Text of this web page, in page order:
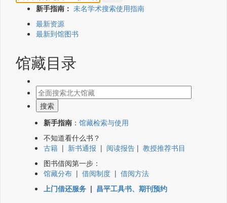
新手指南： 未名学术搜索使用指南
最新资源
最新到馆图书
馆藏目录
新手指南 ： 馆藏检索与使用
不知道看什么书？
古籍 | 新书通报 | 阅读报告 | 教授推荐书目
图书借阅第一步：
馆藏分布 | 借阅制度 | 借阅方法
上门借还服务 | 昌平工具书、期刊预约